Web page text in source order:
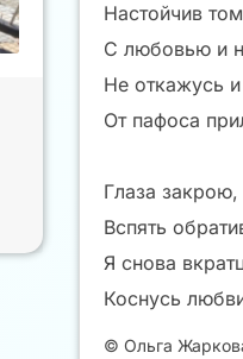
Настойчив
С любовью и
Не откажусь
От пафоса
Глаза закрою,
Вспять
Я снова
Коснусь
© Ольга